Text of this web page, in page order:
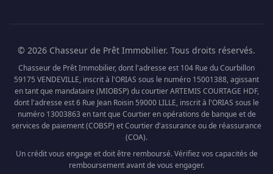
© 2026 Chasseur de Prêt Immobilier. Tous droits réservés.
Chasseur de Prêt Immobilier, dont l'adresse est 104 Rue du Courbillon
59175 VENDEVILLE, inscrit à l'ORIAS sous le numéro 15001388, agissant
en tant que mandataire (MIOBSP) du courtier ARTEMIS COURTAGE HDF,
dont l'adresse est 6 Rue Jean Roisin 59000 LILLE, inscrit à l'ORIAS sous le
numéro 13003863 en tant que Courtier en opérations de banque et de
services de paiement (COBSP) et Courtier d'assurance ou de réassurance
(COA).
Un crédit vous engage et doit être remboursé. Vérifiez vos capacités de
remboursement avant de vous engager.